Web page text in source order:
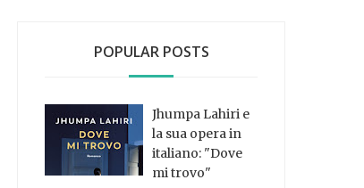
POPULAR POSTS
Jhumpa Lahiri e
la sua opera in
italiano: "Dove
mi trovo"